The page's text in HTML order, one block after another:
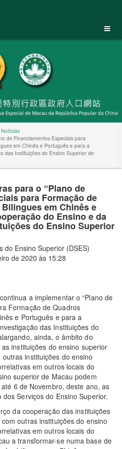
Notícias
de Financiamentos Especiais para
em Chinês e Português e para a
das Instituições do Ensino Superior de
para o “Plano de
para Formação de
em Chinês e
do Ensino e da
do Ensino Superior
do Ensino Superior (DSES)
de 2020 às 15:28
a implementar o “Plano de
Formação de Quadros
e Português e para a
das Instituições do
ainda, o âmbito do
instituições do ensino superior
instituições do ensino
em outros locais do
superior de Macau podem
6 de Novembro, deste ano, as
Serviços do Ensino Superior.
da cooperação das instituições
outras instituições do ensino
em outros locais do
a transformar-se numa base de